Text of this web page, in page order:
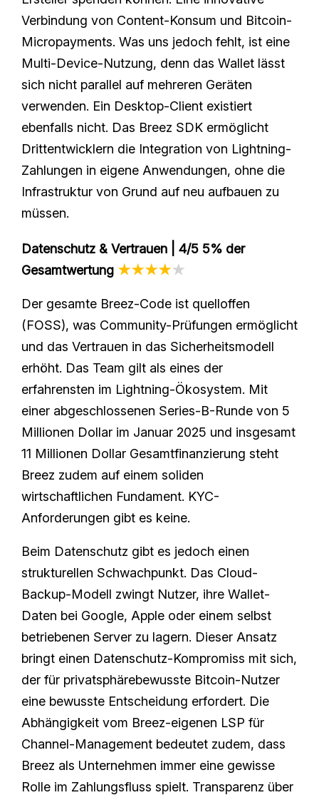
Verbindung von Content-Konsum und Bitcoin-
Micropayments. Was uns jedoch fehlt, ist eine
Multi-Device-Nutzung, denn das Wallet lässt
sich nicht parallel auf mehreren Geräten
verwenden. Ein Desktop-Client existiert
ebenfalls nicht. Das Breez SDK ermöglicht
Drittentwicklern die Integration von Lightning-
Zahlungen in eigene Anwendungen, ohne die
Infrastruktur von Grund auf neu aufbauen zu
müssen.
Datenschutz & Vertrauen | 4/5 5% der
Gesamtwertung ★★★★★
Der gesamte Breez-Code ist quelloffen
(FOSS), was Community-Prüfungen ermöglicht
und das Vertrauen in das Sicherheitsmodell
erhöht. Das Team gilt als eines der
erfahrensten im Lightning-Ökosystem. Mit
einer abgeschlossenen Series-B-Runde von 5
Millionen Dollar im Januar 2025 und insgesamt
11 Millionen Dollar Gesamtfinanzierung steht
Breez zudem auf einem soliden
wirtschaftlichen Fundament. KYC-
Anforderungen gibt es keine.
Beim Datenschutz gibt es jedoch einen
strukturellen Schwachpunkt. Das Cloud-
Backup-Modell zwingt Nutzer, ihre Wallet-
Daten bei Google, Apple oder einem selbst
betriebenen Server zu lagern. Dieser Ansatz
bringt einen Datenschutz-Kompromiss mit sich,
der für privatsphärebewusste Bitcoin-Nutzer
eine bewusste Entscheidung erfordert. Die
Abhängigkeit vom Breez-eigenen LSP für
Channel-Management bedeutet zudem, dass
Breez als Unternehmen immer eine gewisse
Rolle im Zahlungsfluss spielt. Transparenz über